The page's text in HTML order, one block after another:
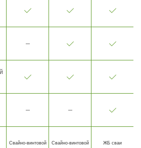
Свайно-винтовой Свайно-винтовой ЖБ сваи